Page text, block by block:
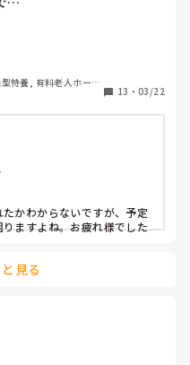
退職が許可されました。
介助やって…
ないし、1人でフロア見る
特養, 有料老人ホー
13 ・ 03/22
かわからないですが、予定
ますよね。お疲れ様でした
見る